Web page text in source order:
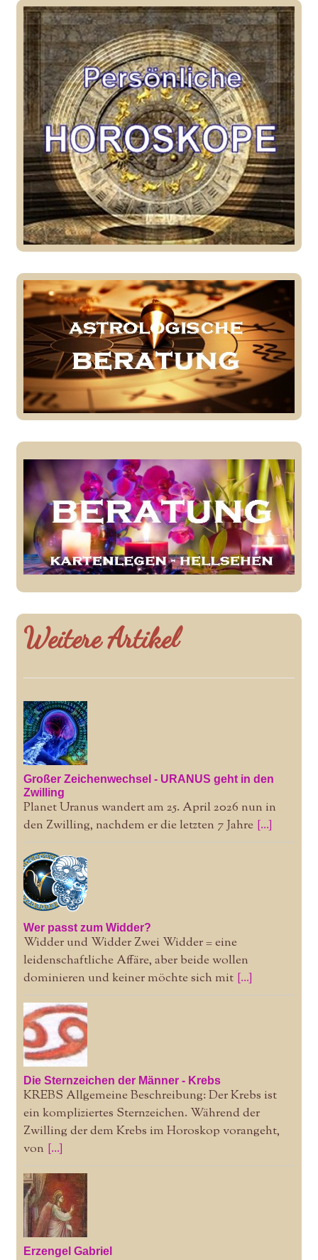
Weitere Artikel
Großer Zeichenwechsel - URANUS geht in den
Zwilling
Planet Uranus wandert am 25. April 2026 nun in
den Zwilling, nachdem er die letzten 7 Jahre [...]
Wer passt zum Widder?
Widder und Widder Zwei Widder = eine
leidenschaftliche Affäre, aber beide wollen
dominieren und keiner möchte sich mit [...]
Die Sternzeichen der Männer - Krebs
KREBS Allgemeine Beschreibung: Der Krebs ist
ein kompliziertes Sternzeichen. Während der
Zwilling der dem Krebs im Horoskop vorangeht,
von [...]
Erzengel Gabriel